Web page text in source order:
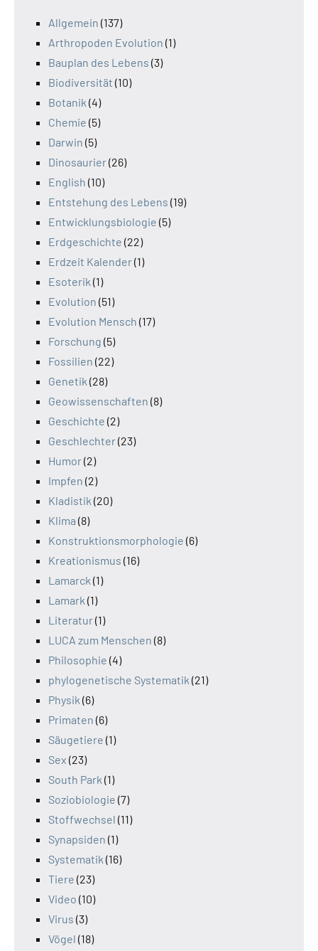
Allgemein (137)
Arthropoden Evolution (1)
Bauplan des Lebens (3)
Biodiversität (10)
Botanik (4)
Chemie (5)
Darwin (5)
Dinosaurier(26)
English (10)
Entstehung des Lebens (19)
Entwicklungsbiologie (5)
Erdgeschichte (22)
Erdzeit Kalender(1)
Esoterik (1)
Evolution (51)
Evolution Mensch (17)
Forschung (5)
Fossilien (22)
Genetik (28)
Geowissenschaften (8)
Geschichte (2)
Geschlechter(23)
Humor(2)
Impfen (2)
Kladistik (20)
Klima (8)
Konstruktionsmorphologie (6)
Kreationismus (16)
Lamarck (1)
Lamark (1)
Literatur(1)
LUCA zum Menschen (8)
Philosophie (4)
phylogenetische Systematik (21)
Physik (6)
Primaten (6)
Säugetiere (1)
Sex (23)
South Park (1)
Soziobiologie (7)
Stoffwechsel (11)
Synapsiden (1)
Systematik (16)
Tiere (23)
Video (10)
Virus (3)
Vögel (18)